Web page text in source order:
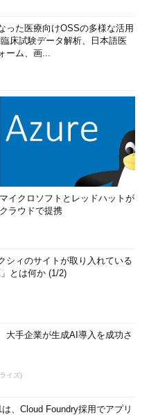
った医療向けOSSの多様な活用
床試験データ解析、日本語医
ーム、画...
マイクロソフトとレッドハットが
クラウドで提携
シィのサイトが取り入れている
とは何か (1/2)
手企業が生成AI導入を成功さ
イズ)
、Cloud Foundry採用でアプリ